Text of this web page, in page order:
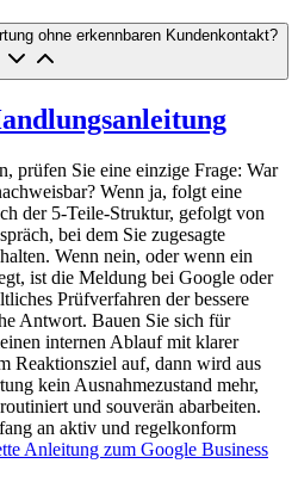
ohne erkennbaren Kundenkontakt?
prüfen Sie eine einzige Frage: War
Wenn ja, folgt eine
der 5-Teile-Struktur, gefolgt von
bei dem Sie zugesagte
Wenn nein, oder wenn ein
ist die Meldung bei Google oder
Prüfverfahren der bessere
Antwort. Bauen Sie sich für
internen Ablauf mit klarer
Reaktionsziel auf, dann wird aus
kein Ausnahmezustand mehr,
und souverän abarbeiten.
an aktiv und regelkonform
Anleitung zum Google Business